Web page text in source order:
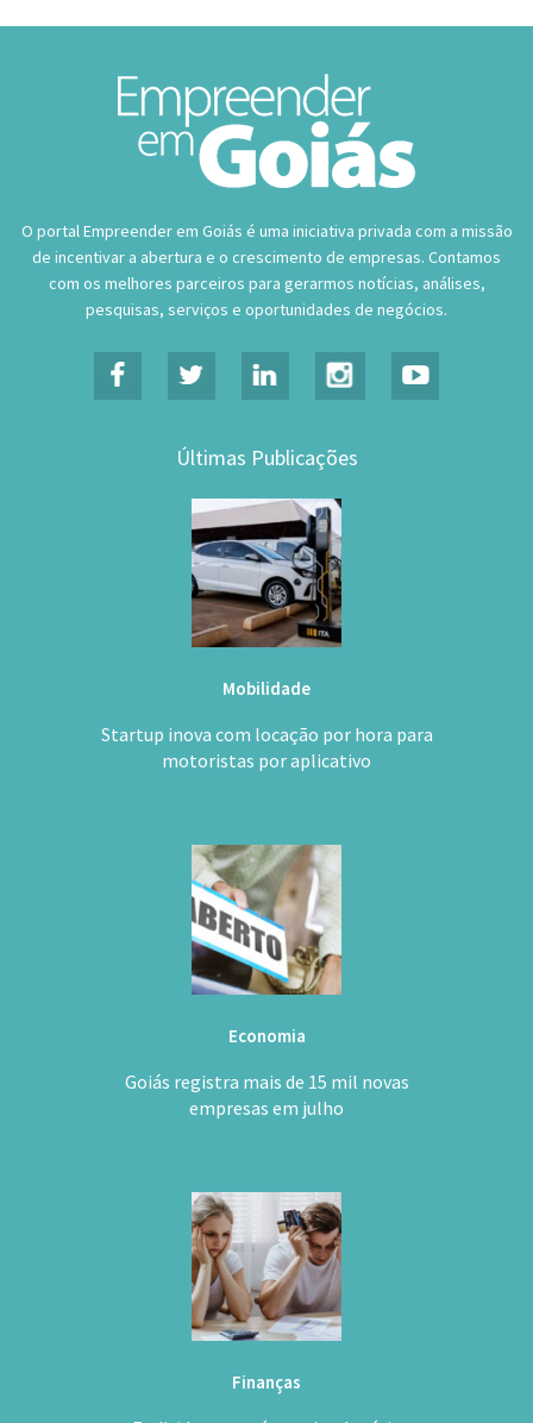
O portal Empreender em Goiás é uma iniciativa privada com a missão
de incentivar a abertura e o crescimento de empresas. Contamos
com os melhores parceiros para gerarmos notícias, análises,
pesquisas, serviços e oportunidades de negócios.
Últimas Publicações
Mobilidade
Startup inova com locação por hora para
motoristas por aplicativo
Economia
Goiás registra mais de 15 mil novas
empresas em julho
Finanças